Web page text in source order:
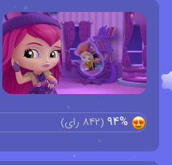
94%
(
842 رای)